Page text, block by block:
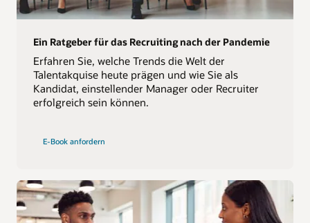
Ein Ratgeber für das Recruiting nach der Pandemie
Erfahren Sie, welche Trends die Welt der
Talentakquise heute prägen und wie Sie als
Kandidat, einstellender Manager oder Recruiter
erfolgreich sein können.
E-Book anfordern